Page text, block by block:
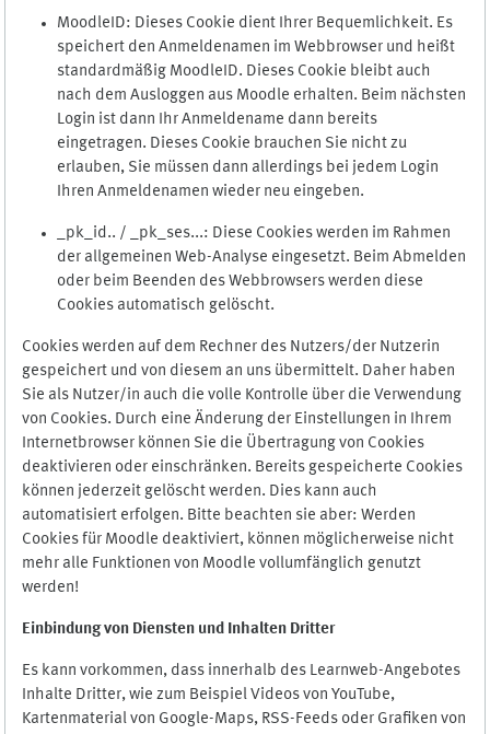
MoodleID: Dieses Cookie dient Ihrer Bequemlichkeit. Es
speichert den Anmeldenamen im Webbrowser und heißt
standardmäßig MoodleID. Dieses Cookie bleibt auch
nach dem Ausloggen aus Moodle erhalten. Beim nächsten
Login ist dann Ihr Anmeldename dann bereits
eingetragen. Dieses Cookie brauchen Sie nicht zu
erlauben, Sie müssen dann allerdings bei jedem Login
Ihren Anmeldenamen wieder neu eingeben.
_pk_id.. / _pk_ses...: Diese Cookies werden im Rahmen
der allgemeinen Web-Analyse eingesetzt. Beim Abmelden
oder beim Beenden des Webbrowsers werden diese
Cookies automatisch gelöscht.
Cookies werden auf dem Rechner des Nutzers/der Nutzerin
gespeichert und von diesem an uns übermittelt. Daher haben
Sie als Nutzer/in auch die volle Kontrolle über die Verwendung
von Cookies. Durch eine Änderung der Einstellungen in Ihrem
Internetbrowser können Sie die Übertragung von Cookies
deaktivieren oder einschränken. Bereits gespeicherte Cookies
können jederzeit gelöscht werden. Dies kann auch
automatisiert erfolgen. Bitte beachten sie aber: Werden
Cookies für Moodle deaktiviert, können möglicherweise nicht
mehr alle Funktionen von Moodle vollumfänglich genutzt
werden!
Einbindung von Diensten und Inhalten Dritter
Es kann vorkommen, dass innerhalb des Learnweb-Angebotes
Inhalte Dritter, wie zum Beispiel Videos von YouTube,
Kartenmaterial von Google-Maps, RSS-Feeds oder Grafiken von